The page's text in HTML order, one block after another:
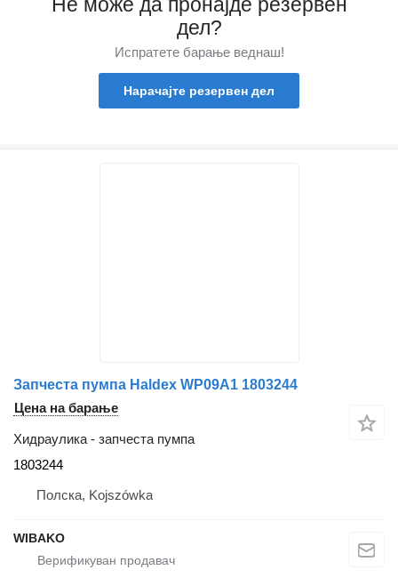
Не може да пронајде резервен
дел?
Испратете барање веднаш!
Нарачајте резервен дел
Запчеста пумпа Haldex WP09A1 1803244
Цена на барање
Хидраулика - запчеста пумпа
1803244
Полска, Kojszówka
WIBAKO